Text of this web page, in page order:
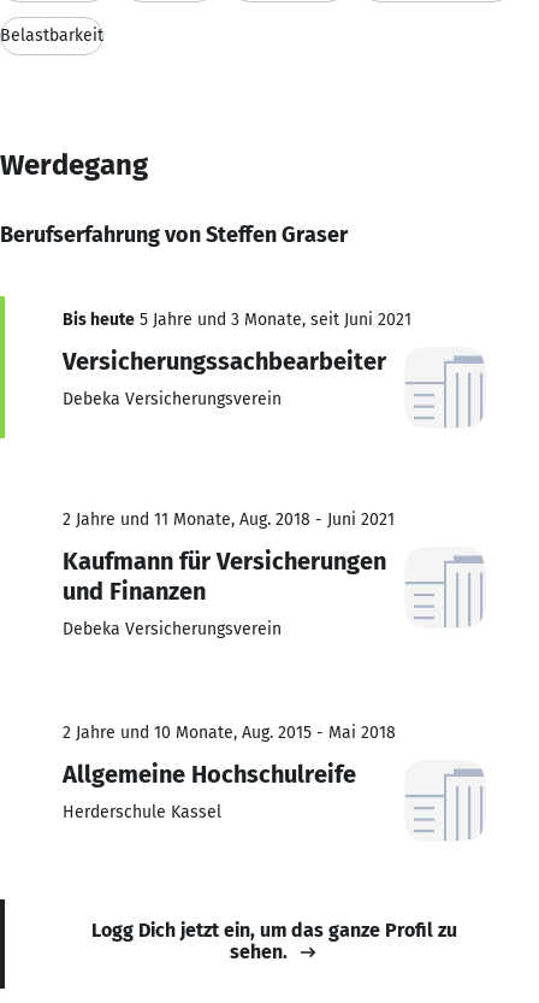
Belastbarkeit
Werdegang
Berufserfahrung von Steffen Graser
Bis heute 5 Jahre und 3 Monate, seit Juni 2021
Versicherungssachbearbeiter
Debeka Versicherungsverein
2 Jahre und 11 Monate, Aug. 2018 - Juni 2021
Kaufmann für Versicherungen
und Finanzen
Debeka Versicherungsverein
2 Jahre und 10 Monate, Aug. 2015 - Mai 2018
Allgemeine Hochschulreife
Herderschule Kassel
Logg Dich jetzt ein, um das ganze Profil zu
sehen.